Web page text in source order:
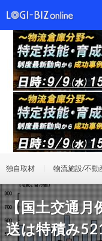
独自取材 物流施設/不動
【国土交通月
送は特積み